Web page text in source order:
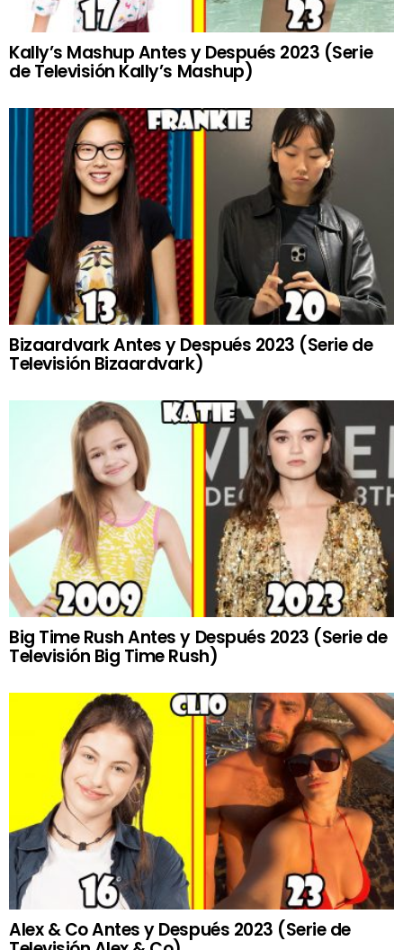
Kally’s Mashup Antes y Después 2023 (Serie
de Televisión Kally’s Mashup)
Bizaardvark Antes y Después 2023 (Serie de
Televisión Bizaardvark)
Big Time Rush Antes y Después 2023 (Serie de
Televisión Big Time Rush)
Alex & Co Antes y Después 2023 (Serie de